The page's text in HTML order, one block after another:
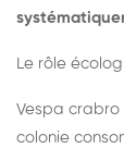
Le rôle
Vespa crabro
colonie